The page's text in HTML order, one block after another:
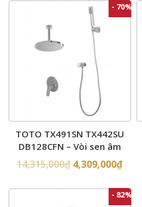
- 70%
TOTO TX491SN TX442SU
DB128CFN – Vòi sen âm
tường
14,315,000₫ 4,309,000₫
- 82%